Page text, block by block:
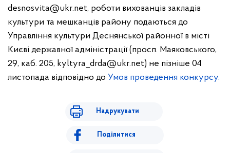
desnosvita@ukr.net, роботи вихованців закладів
культури та мешканців району подаються до
Управління культури Деснянської районної в місті
Києві державної адміністрації (просп. Маяковського,
29, каб. 205, kyltyra_drda@ukr.net) не пізніше 04
листопада відповідно до Умов проведення конкурсу.
Надрукувати
Поділитися